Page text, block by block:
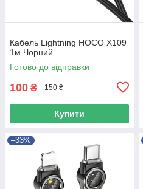
Кабель Lightning HOCO X109
1м Чорний
Готово до відправки
100 ₴ 150 ₴
Купити
–33%